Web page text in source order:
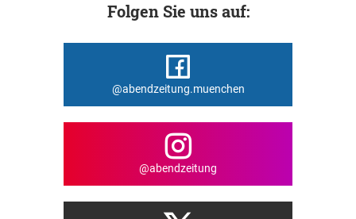
Folgen Sie uns auf:
@abendzeitung.muenchen
@abendzeitung